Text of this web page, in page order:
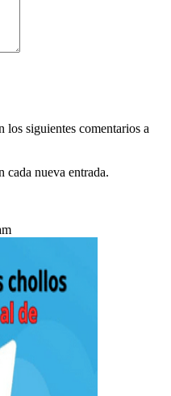
siguientes comentarios a
cada nueva entrada.